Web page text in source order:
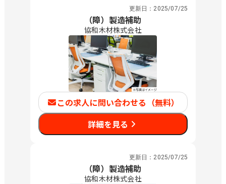
更新日： 2025/07/25
（障）製造補助
協和木材株式会社
この求人に問い合わせる（無料）
詳細を見る
更新日： 2025/07/25
（障）製造補助
協和木材株式会社